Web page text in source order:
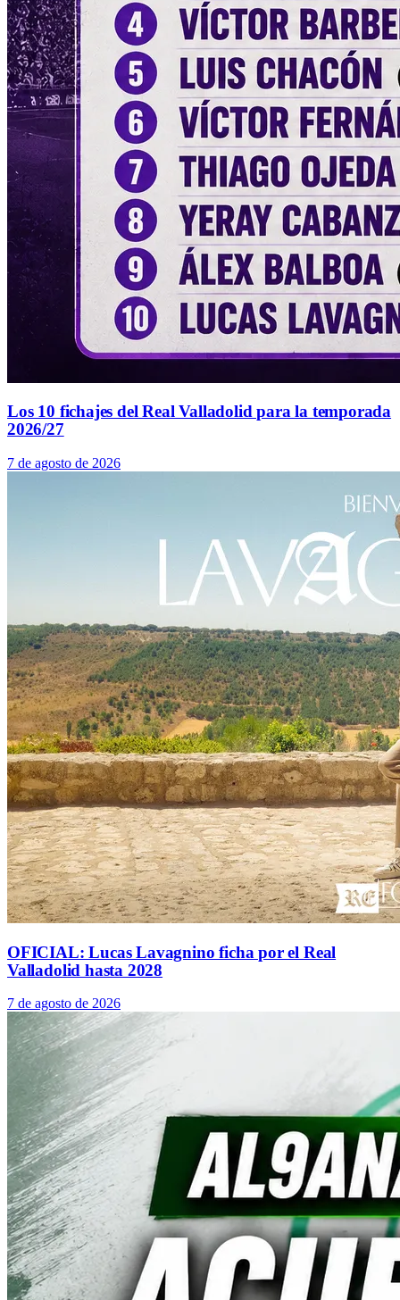
Los 10 fichajes del Real Valladolid para la temporada
2026/27
7 de agosto de 2026
OFICIAL: Lucas Lavagnino ficha por el Real
Valladolid hasta 2028
7 de agosto de 2026